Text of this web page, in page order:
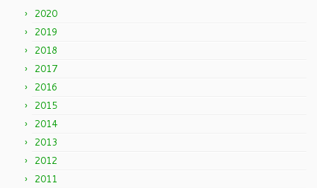
2020
2019
2018
2017
2016
2015
2014
2013
2012
2011